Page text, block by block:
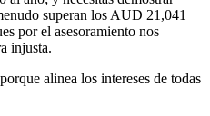
superan los AUD 21,041
por el asesoramiento nos
injusta.
alinea los intereses de todas